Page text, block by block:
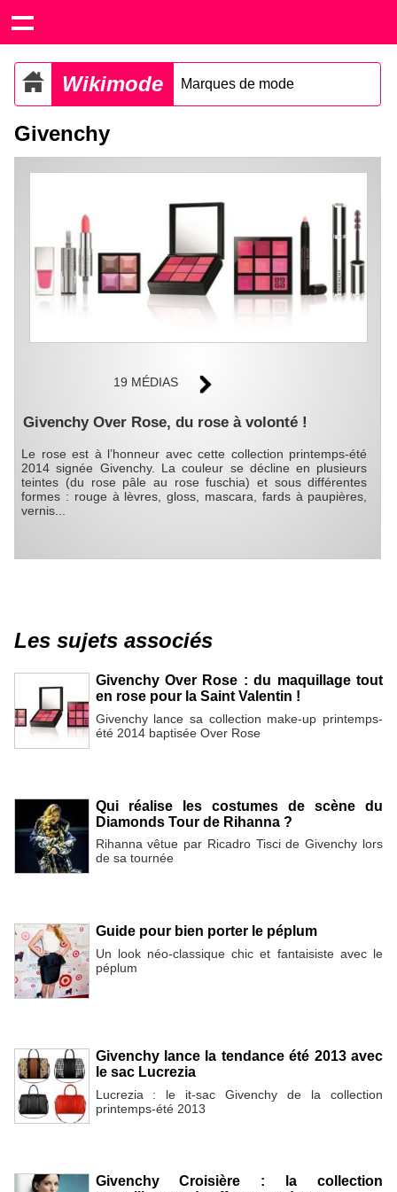
Wikimode Marques de mode
Givenchy
19 MÉDIAS
Givenchy Over Rose, du rose à volonté !
Le rose est à l’honneur avec cette collection printemps-été
2014 signée Givenchy. La couleur se décline en plusieurs
teintes (du rose pâle au rose fuschia) et sous différentes
formes : rouge à lèvres, gloss, mascara, fards à paupières,
vernis...
Les sujets associés
Givenchy Over Rose : du maquillage tout
en rose pour la Saint Valentin !
Givenchy lance sa collection make-up printemps-
été 2014 baptisée Over Rose
Qui réalise les costumes de scène du
Diamonds Tour de Rihanna ?
Rihanna vêtue par Ricadro Tisci de Givenchy lors
de sa tournée
Guide pour bien porter le péplum
Un look néo-classique chic et fantaisiste avec le
péplum
Givenchy lance la tendance été 2013 avec
le sac Lucrezia
Lucrezia : le it-sac Givenchy de la collection
printemps-été 2013
Givenchy Croisière : la collection